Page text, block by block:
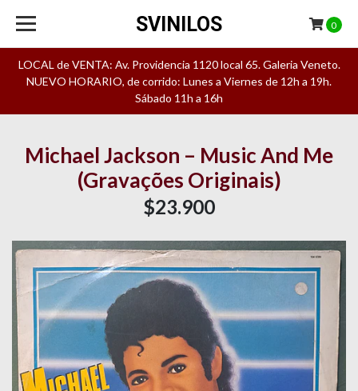
LOCAL de VENTA: Av. Providencia 1120 local 65. Galeria Veneto.
NUEVO HORARIO, de corrido: Lunes a Viernes de 12h a 19h.
Sábado 11h a 16h
SVINILOS 0
Michael Jackson – Music And Me
(Gravações Originais)
$23.900